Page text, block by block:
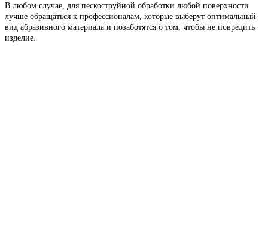
В любом случае, для пескоструйной обработки любой поверхности
лучше обращаться к профессионалам, которые выберут оптимальный
вид абразивного материала и позаботятся о том, чтобы не повредить
изделие.